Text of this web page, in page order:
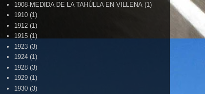
1908-MEDIDA DE LA TAHÚLLA EN VILLENA (1)
1910 (1)
1912 (1)
1915 (1)
1923 (3)
1924 (1)
1928 (3)
1929 (1)
1930 (3)